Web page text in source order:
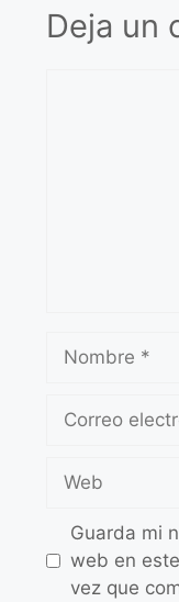
Deja un
Guarda mi
web en
vez que